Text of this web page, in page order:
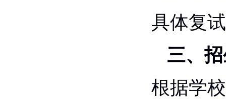
具体复
三、招
根据学